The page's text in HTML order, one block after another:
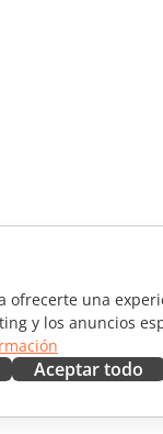
ofrecerte una
y los anuncios
Aceptar todo